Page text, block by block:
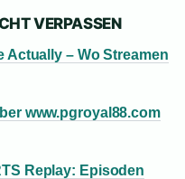
VERPASSEN
Actually – Wo Streamen
www.pgroyal88.com
Replay: Episoden